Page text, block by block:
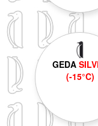
GEDA
(-15°C)